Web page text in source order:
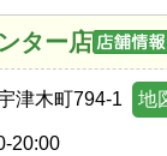
ター店
津木町794-1 地
20:00